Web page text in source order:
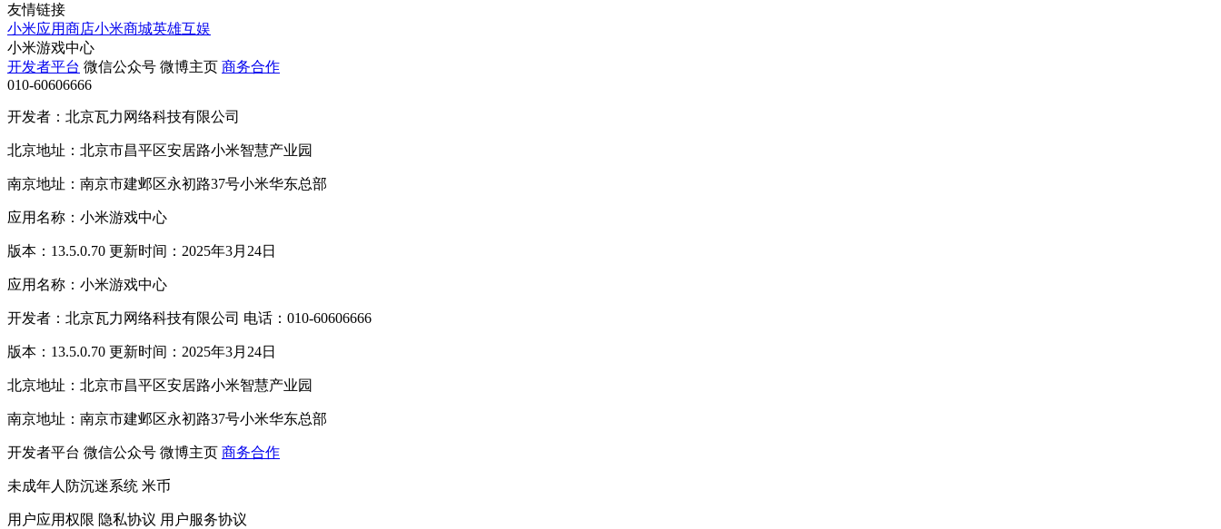
友情链接
小米应用商店小米商城英雄互娱
小米游戏中心
开发者平台 微信公众号 微博主页 商务合作
010-60606666
开发者：北京瓦力网络科技有限公司
北京地址：北京市昌平区安居路小米智慧产业园
南京地址：南京市建邺区永初路37号小米华东总部
应用名称：小米游戏中心
版本：13.5.0.70 更新时间：2025年3月24日
应用名称：小米游戏中心
开发者：北京瓦力网络科技有限公司 电话：010-60606666
版本：13.5.0.70 更新时间：2025年3月24日
北京地址：北京市昌平区安居路小米智慧产业园
南京地址：南京市建邺区永初路37号小米华东总部
开发者平台 微信公众号 微博主页 商务合作
未成年人防沉迷系统 米币
用户应用权限 隐私协议 用户服务协议